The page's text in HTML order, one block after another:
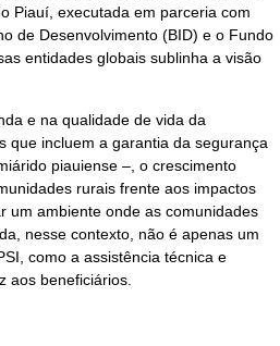
Piauí, executada em parceria com
de Desenvolvimento (BID) e o Fundo
entidades globais sublinha a visão
e na qualidade de vida da
que incluem a garantia da segurança
piauiense –, o crescimento
rurais frente aos impactos
um ambiente onde as comunidades
nesse contexto, não é apenas um
como a assistência técnica e
aos beneficiários.